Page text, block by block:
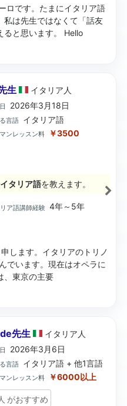
ロです。たまにイタリア語
私は先生ではなくて「話友
ると思います。 Hello
生 イタリア 人
2026年3月18日
言語 イタリア語
ンレッスン料 ￥3500
イタリア語を教えます。
ア語講師経験 4年～5年
します。イタリアのトリノ
でいます。現在はオペラに
、東京の主要
先生 イタリア 人
2026年3月6日
言語 イタリア語 + 他1言語
ンレッスン料 ￥6000以上
がおすすめ